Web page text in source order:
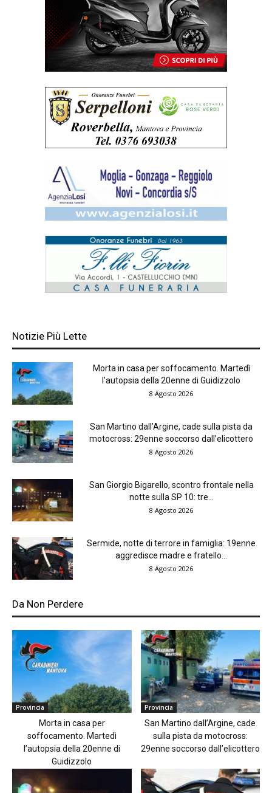
Notizie Più Lette
Morta in casa per soffocamento. Martedì
l’autopsia della 20enne di Guidizzolo
8 Agosto 2026
San Martino dall’Argine, cade sulla pista da
motocross: 29enne soccorso dall’elicottero
8 Agosto 2026
San Giorgio Bigarello, scontro frontale nella
notte sulla SP 10: tre...
8 Agosto 2026
Sermide, notte di terrore in famiglia: 19enne
aggredisce madre e fratello...
8 Agosto 2026
Da Non Perdere
Provincia
Morta in casa per
soffocamento. Martedì
l’autopsia della 20enne di
Guidizzolo
Provincia
San Martino dall’Argine, cade
sulla pista da motocross:
29enne soccorso dall’elicottero